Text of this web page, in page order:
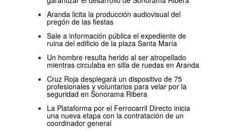
Aranda licita la producción audiovisual del
pregón de las fiestas
Sale a información pública el expediente de
ruina del edificio de la plaza Santa María
Un hombre resulta herido al ser atropellado
mientras circulaba en silla de ruedas en Aranda
Cruz Roja desplegará un dispositivo de 75
profesionales y voluntarios para velar por la
seguridad en Sonorama Ribera
La Plataforma por el Ferrocarril Directo inicia
una nueva etapa con la contratación de un
coordinador general